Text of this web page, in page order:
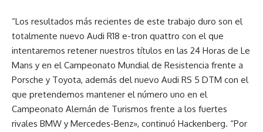
“Los resultados más recientes de este trabajo duro son el
totalmente nuevo Audi R18 e-tron quattro con el que
intentaremos retener nuestros títulos en las 24 Horas de Le
Mans y en el Campeonato Mundial de Resistencia frente a
Porsche y Toyota, además del nuevo Audi RS 5 DTM con el
que pretendemos mantener el número uno en el
Campeonato Alemán de Turismos frente a los fuertes
rivales BMW y Mercedes-Benz», continuó Hackenberg. “Por